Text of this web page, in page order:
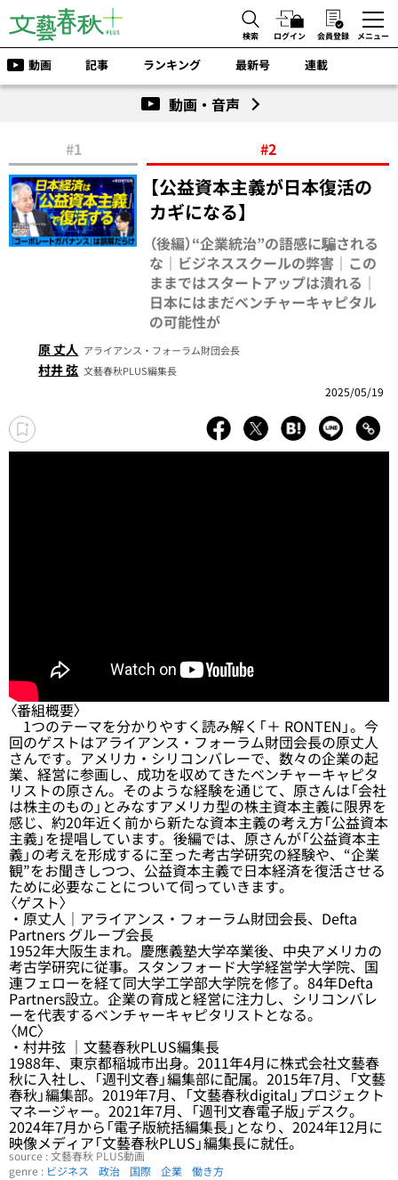
検索 ログイン 会員登録 メニュー
動画 記事 ランキング 最新号 連載
動画・音声
#1 #2
【公益資本主義が日本復活の
カギになる】
（後編）“企業統治”の語感に騙される
な｜ビジネススクールの弊害｜この
ままではスタートアップは潰れる｜
日本にはまだベンチャーキャピタル
の可能性が
原 丈人 アライアンス・フォーラム財団会長
村井 弦 文藝春秋PLUS編集長
2025/05/19
〈番組概要〉
1つのテーマを分かりやすく読み解く「＋ RONTEN」。今
回のゲストはアライアンス・フォーラム財団会長の原丈人
さんです。アメリカ・シリコンバレーで、数々の企業の起
業、経営に参画し、成功を収めてきたベンチャーキャピタ
リストの原さん。そのような経験を通じて、原さんは「会社
は株主のもの」とみなすアメリカ型の株主資本主義に限界を
感じ、約20年近く前から新たな資本主義の考え方「公益資本
主義」を提唱しています。後編では、原さんが「公益資本主
義」の考えを形成するに至った考古学研究の経験や、“企業
観”をお聞きしつつ、公益資本主義で日本経済を復活させる
ために必要なことについて伺っていきます。
〈ゲスト〉
・原丈人｜アライアンス・フォーラム財団会長、Defta
Partners グループ会長
1952年大阪生まれ。慶應義塾大学卒業後、中央アメリカの
考古学研究に従事。スタンフォード大学経営学大学院、国
連フェローを経て同大学工学部大学院を修了。84年Defta
Partners設立。企業の育成と経営に注力し、シリコンバレ
ーを代表するベンチャーキャピタリストとなる。
〈MC〉
・村井弦 ｜文藝春秋PLUS編集長
1988年、東京都稲城市出身。2011年4月に株式会社文藝春
秋に入社し、「週刊文春」編集部に配属。2015年7月、「文藝
春秋」編集部。2019年7月、「文藝春秋digital」プロジェクト
マネージャー。2021年7月、「週刊文春電子版」デスク。
2024年7月から「電子版統括編集長」となり、2024年12月に
映像メディア「文藝春秋PLUS」編集長に就任。
source : 文藝春秋 PLUS動画
genre : ビジネス 政治 国際 企業 働き方